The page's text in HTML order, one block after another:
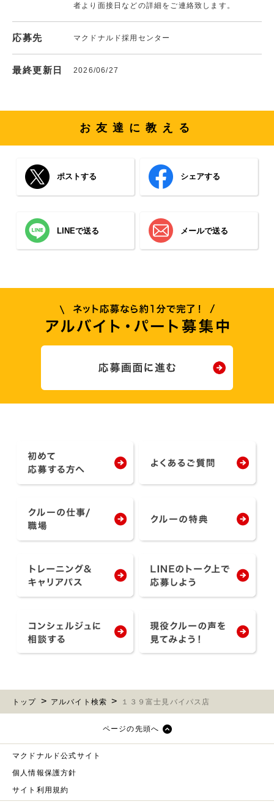
者より面接日などの詳細をご連絡致します。
応募先 マクドナルド採用センター
最終更新日 2026/06/27
お友達に教える
ポストする シェアする
LINEで送る メールで送る
トップ アルバイト検索 １３９富士見バイパス店
ページの先頭へ
マクドナルド公式サイト
個人情報保護方針
サイト利用規約